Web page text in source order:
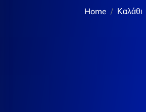
Home Καλάθι